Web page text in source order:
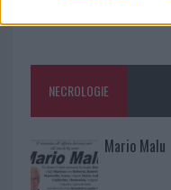
NECROLOGIE
Mario Malu